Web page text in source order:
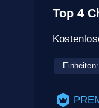
Top 4